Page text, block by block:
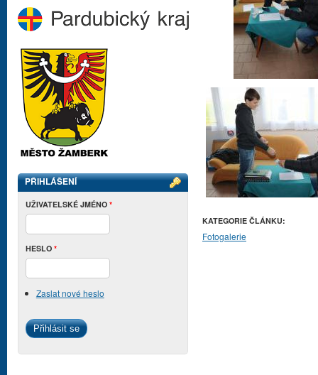
KATEGORIE ČLÁNKU:
Fotogalerie
PŘIHLÁŠENÍ
UŽIVATELSKÉ JMÉNO *
HESLO *
Zaslat nové heslo